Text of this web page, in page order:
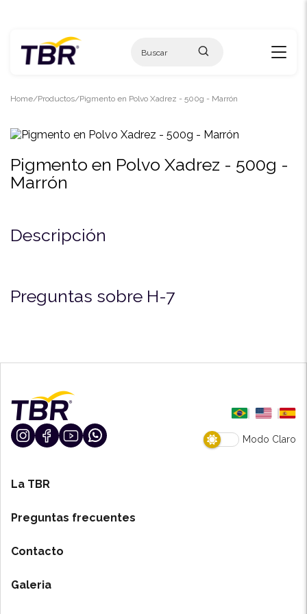
Home Productos Pigmento en Polvo Xadrez - 500g - Marrón
Pigmento en Polvo Xadrez - 500g -
Marrón
Descripción
Preguntas sobre H-7
Modo Claro
La TBR
Preguntas frecuentes
Contacto
Galeria